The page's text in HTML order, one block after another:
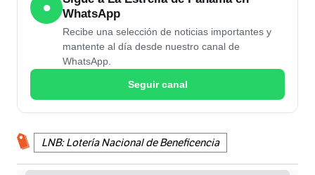
●
WhatsApp
Recibe una selección de noticias importantes y
mantente al día desde nuestro canal de
WhatsApp.
Seguir canal
LNB: Lotería Nacional de Beneficencia